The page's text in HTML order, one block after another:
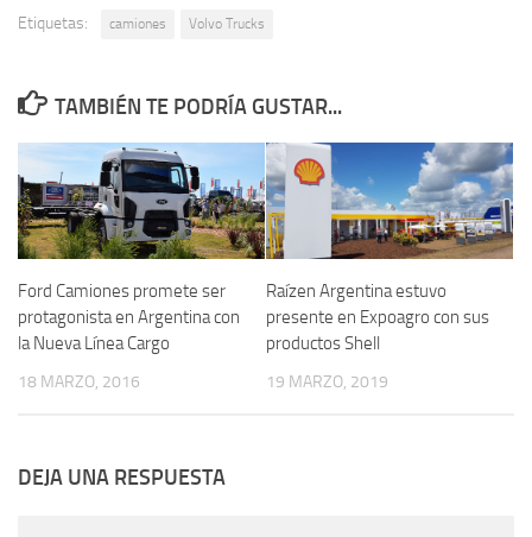
Etiquetas: camiones Volvo Trucks
TAMBIÉN TE PODRÍA GUSTAR...
Ford Camiones promete ser
protagonista en Argentina con
la Nueva Línea Cargo
18 MARZO, 2016
Raízen Argentina estuvo
presente en Expoagro con sus
productos Shell
19 MARZO, 2019
DEJA UNA RESPUESTA